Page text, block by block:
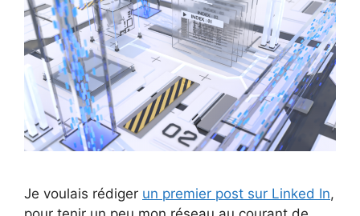
Je voulais rédiger un premier post sur Linked In,